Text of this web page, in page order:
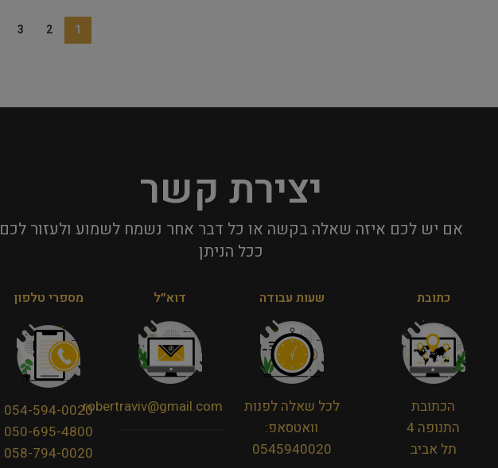
1
2
3
יצירת קשר
אם יש לכם איזה שאלה בקשה או כל דבר אחר נשמח לשמוע ולעזור לכם
ככל הניתן​
כתובת
הכתובת
התנופה 4
תל אביב
שעות עבודה
לכל שאלה לפנות
וואטסאפ:
0545940020
דוא״ל
robertraviv@gmail.com
מספרי טלפון
054-594-0020
050-695-4800
058-794-0020